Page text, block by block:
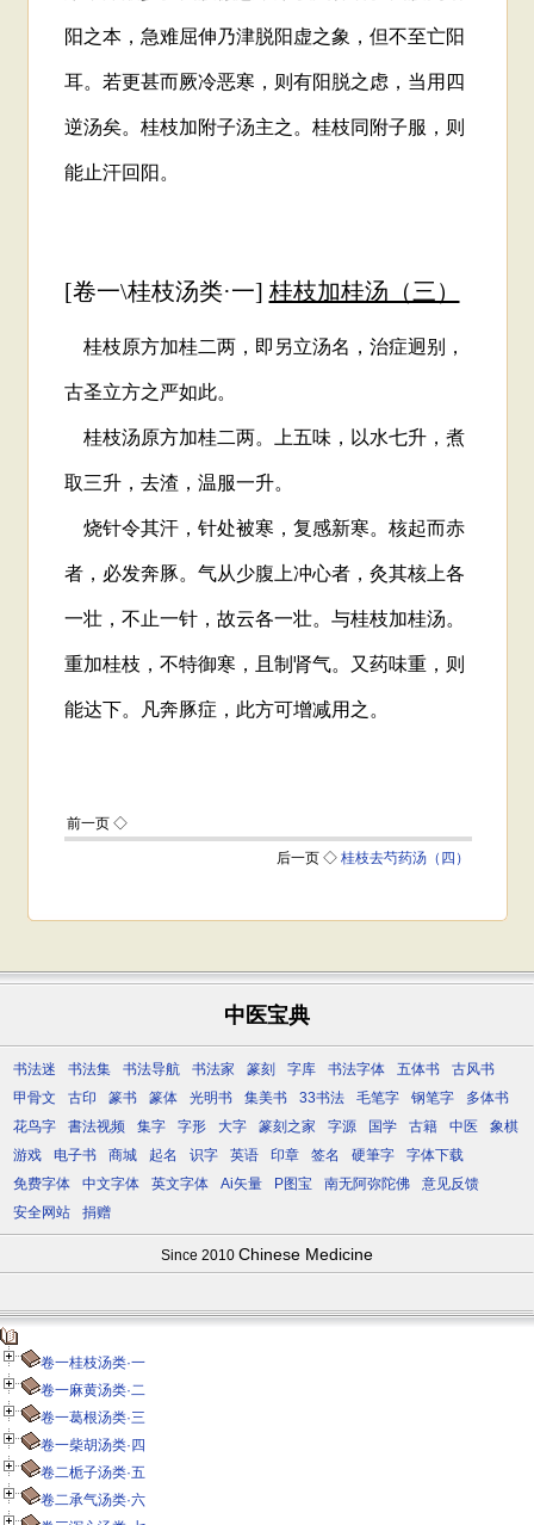
中医宝典
书法迷 书法集 书法导航 书法家 篆刻 字库 书法字体 五体书
古风书
甲骨文
古印 篆书 篆体 光明书 集美书 33书法 毛笔字 钢笔字
多体书
花鸟字
書法视频 集字 字形 大字 篆刻之家 字源 国学 古籍 中医
象棋
游戏
电子书 商城 起名 识字 英语 印章 签名 硬筆字
字体下载
免费字体
中文字体 英文字体 Ai矢量 P图宝 南无阿弥陀佛
意见反馈
安全网站
捐赠
Since 2010 Chinese Medicine
卷一桂枝汤类·一
卷一麻黄汤类·二
卷一葛根汤类·三
卷一柴胡汤类·四
卷二栀子汤类·五
卷二承气汤类·六